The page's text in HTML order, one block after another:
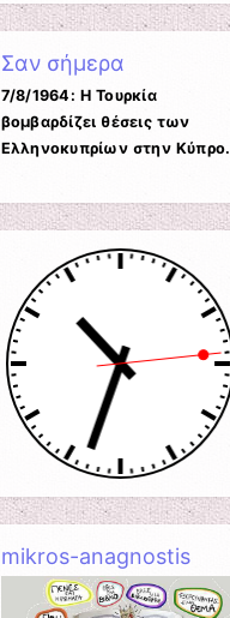
Σαν σήμερα
7/8/1964: Η Τουρκία
βομβαρδίζει θέσεις των
Ελληνοκυπρίων στην Κύπρο.
mikros-anagnostis